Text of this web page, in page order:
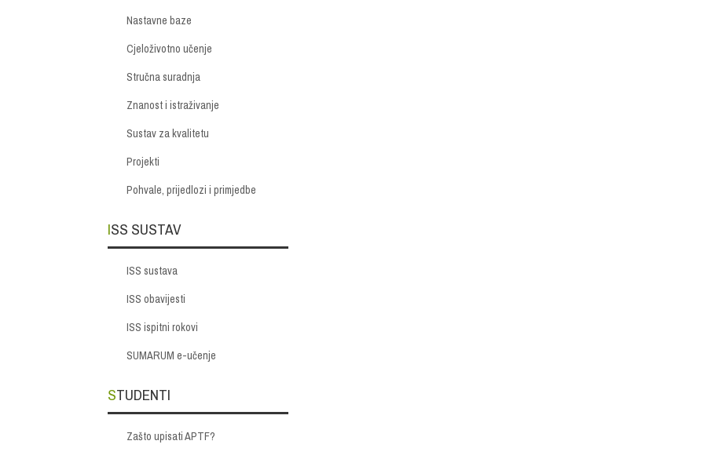
Nastavne baze
Cjeloživotno učenje
Stručna suradnja
Znanost i istraživanje
Sustav za kvalitetu
Projekti
Pohvale, prijedlozi i primjedbe
ISS SUSTAV
ISS sustava
ISS obavijesti
ISS ispitni rokovi
SUMARUM e-učenje
STUDENTI
Zašto upisati APTF?